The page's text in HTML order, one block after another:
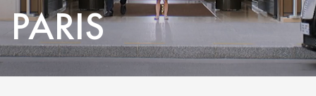
PARIS